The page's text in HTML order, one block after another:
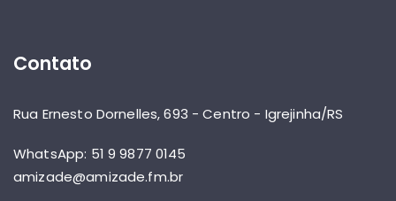
Contato
Rua Ernesto Dornelles, 693 - Centro - Igrejinha/RS
WhatsApp: 51 9 9877 0145
amizade@amizade.fm.br